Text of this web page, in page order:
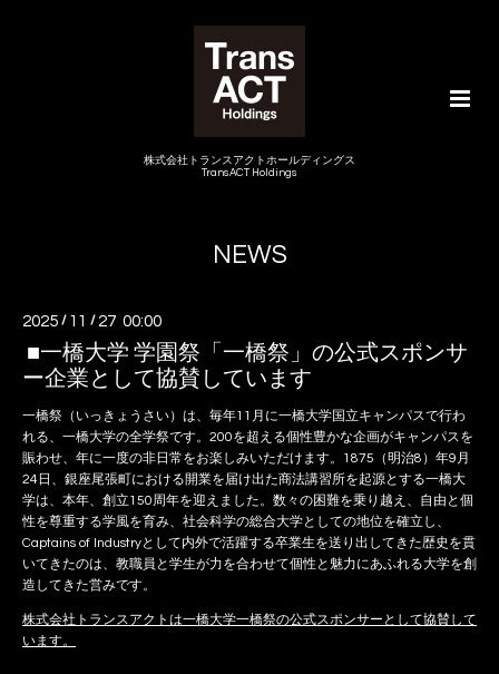
株式会社トランスアクトホールディングス
TransACT Holdings
NEWS
2025 / 11 / 27 00:00
■一橋大学 学園祭「一橋祭」の公式スポンサ
ー企業として協賛しています
一橋祭（いっきょうさい）は、毎年11月に一橋大学国立キャンパスで行わ
れる、一橋大学の全学祭です。200を超える個性豊かな企画がキャンパスを
賑わせ、年に一度の非日常をお楽しみいただけます。1875（明治8）年9月
24日、銀座尾張町における開業を届け出た商法講習所を起源とする一橋大
学は、本年、創立150周年を迎えました。数々の困難を乗り越え、自由と個
性を尊重する学風を育み、社会科学の総合大学としての地位を確立し、
Captains of Industryとして内外で活躍する卒業生を送り出してきた歴史を貫
いてきたのは、教職員と学生が力を合わせて個性と魅力にあふれる大学を創
造してきた営みです。
株式会社トランスアクトは一橋大学一橋祭の公式スポンサーとして協賛して
います。